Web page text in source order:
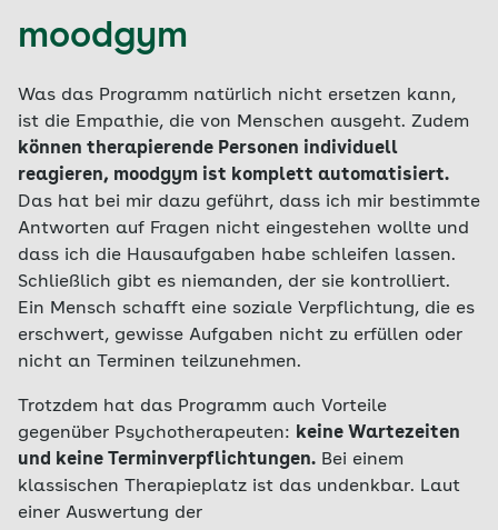
moodgym
Was das Programm natürlich nicht ersetzen kann,
ist die Empathie, die von Menschen ausgeht. Zudem
können therapierende Personen individuell
reagieren, moodgym ist komplett automatisiert.
Das hat bei mir dazu geführt, dass ich mir bestimmte
Antworten auf Fragen nicht eingestehen wollte und
dass ich die Hausaufgaben habe schleifen lassen.
Schließlich gibt es niemanden, der sie kontrolliert.
Ein Mensch schafft eine soziale Verpflichtung, die es
erschwert, gewisse Aufgaben nicht zu erfüllen oder
nicht an Terminen teilzunehmen.
Trotzdem hat das Programm auch Vorteile
gegenüber Psychotherapeuten: keine Wartezeiten
und keine Terminverpflichtungen. Bei einem
klassischen Therapieplatz ist das undenkbar. Laut
einer Auswertung der